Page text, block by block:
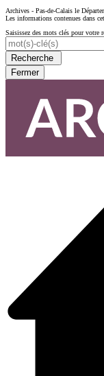
Archives - Pas-de-Calais le
Les informations contenues dans
Saisissez des mots clés pour votre
Recherche
Fermer